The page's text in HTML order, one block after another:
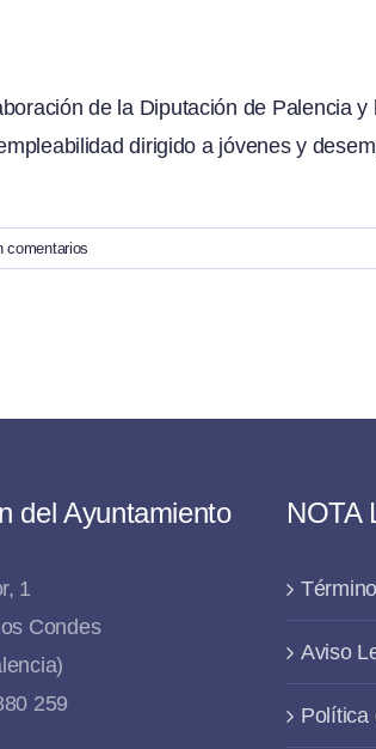
de la Diputación de Palencia y
dirigido a jóvenes y
comentarios
del Ayuntamiento
1
Condes
259
NOTA
Aviso
Política